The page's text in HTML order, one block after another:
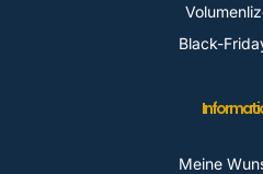
Black-
Meine